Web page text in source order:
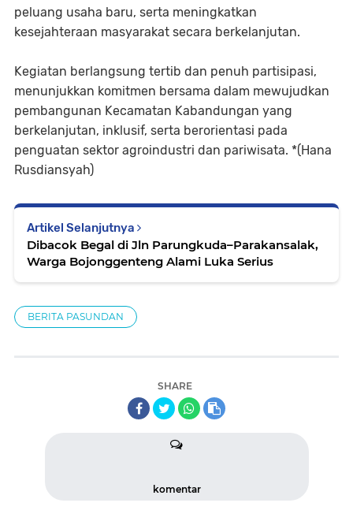
peluang usaha baru, serta meningkatkan
kesejahteraan masyarakat secara berkelanjutan.
Kegiatan berlangsung tertib dan penuh partisipasi,
menunjukkan komitmen bersama dalam mewujudkan
pembangunan Kecamatan Kabandungan yang
berkelanjutan, inklusif, serta berorientasi pada
penguatan sektor agroindustri dan pariwisata. *(Hana
Rusdiansyah)
Artikel Selanjutnya
Dibacok Begal di Jln Parungkuda–Parakansalak,
Warga Bojonggenteng Alami Luka Serius
BERITA PASUNDAN
SHARE
komentar